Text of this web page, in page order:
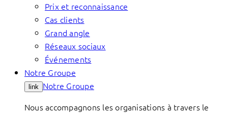
Prix et reconnaissance
Cas clients
Grand angle
Réseaux sociaux
Événements
Notre Groupe
link Notre Groupe
Nous accompagnons les organisations à travers le